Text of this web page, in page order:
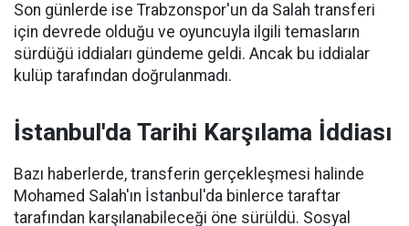
Son günlerde ise Trabzonspor'un da Salah transferi
için devrede olduğu ve oyuncuyla ilgili temasların
sürdüğü iddiaları gündeme geldi. Ancak bu iddialar
kulüp tarafından doğrulanmadı.
İstanbul'da Tarihi Karşılama İddiası
Bazı haberlerde, transferin gerçekleşmesi halinde
Mohamed Salah'ın İstanbul'da binlerce taraftar
tarafından karşılanabileceği öne sürüldü. Sosyal